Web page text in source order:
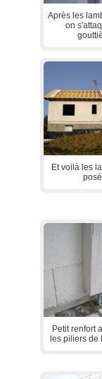
Après les
on
Et voilà les
Petit renfort
les piliers de